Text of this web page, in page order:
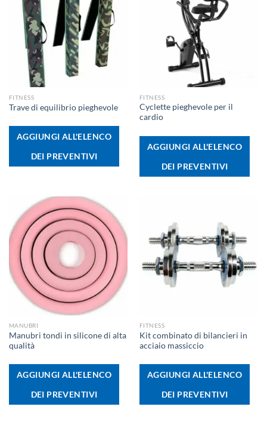
FITNESS
Trave di equilibrio pieghevole
AGGIUNGI ALL'ELENCO
DEI PREVENTIVI
FITNESS
Cyclette pieghevole per il
cardio
AGGIUNGI ALL'ELENCO
DEI PREVENTIVI
MANUBRI
Manubri tondi in silicone di alta
qualità
AGGIUNGI ALL'ELENCO
DEI PREVENTIVI
FITNESS
Kit combinato di bilancieri in
acciaio massiccio
AGGIUNGI ALL'ELENCO
DEI PREVENTIVI